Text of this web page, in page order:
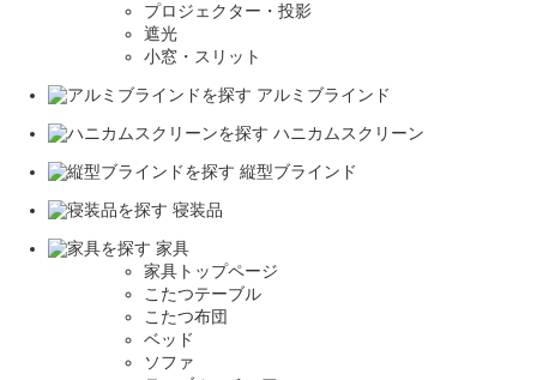
プロジェクター・投影
遮光
小窓・スリット
アルミブラインド
ハニカムスクリーン
縦型ブラインド
寝装品
家具
家具トップページ
こたつテーブル
こたつ布団
ベッド
ソファ